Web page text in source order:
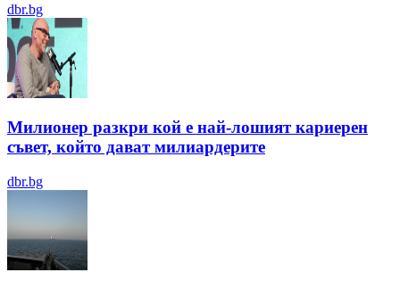
dbr.bg
Милионер разкри кой е най-лошият кариерен
съвет, който дават милиардерите
dbr.bg